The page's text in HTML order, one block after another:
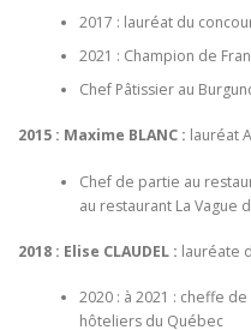
2017 : lauréat du
2021 : Champion de
Chef Pâtissier au
2015 : Maxime BLANC : lauréat
Chef de partie au
au restaurant La Vague
2018 : Elise CLAUDEL : lauréate
2020 : à 2021 : cheffe
hôteliers du Québec